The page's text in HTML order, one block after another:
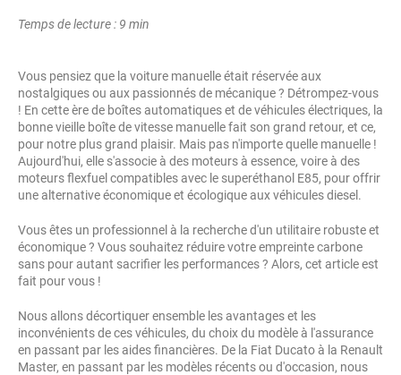
Temps de lecture : 9 min
Vous pensiez que la voiture manuelle était réservée aux
nostalgiques ou aux passionnés de mécanique ? Détrompez-vous
! En cette ère de boîtes automatiques et de véhicules électriques, la
bonne vieille boîte de vitesse manuelle fait son grand retour, et ce,
pour notre plus grand plaisir. Mais pas n'importe quelle manuelle !
Aujourd'hui, elle s'associe à des moteurs à essence, voire à des
moteurs flexfuel compatibles avec le superéthanol E85, pour offrir
une alternative économique et écologique aux véhicules diesel.
Vous êtes un professionnel à la recherche d'un utilitaire robuste et
économique ? Vous souhaitez réduire votre empreinte carbone
sans pour autant sacrifier les performances ? Alors, cet article est
fait pour vous !
Nous allons décortiquer ensemble les avantages et les
inconvénients de ces véhicules, du choix du modèle à l'assurance
en passant par les aides financières. De la Fiat Ducato à la Renault
Master, en passant par les modèles récents ou d'occasion, nous